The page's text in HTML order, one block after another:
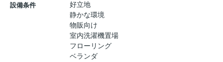
設備条件
好立地
静かな環境
物販向け
室内洗濯機置場
フローリング
ベランダ